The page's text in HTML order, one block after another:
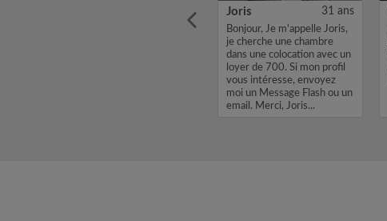
Joris 31 ans
Bonjour, Je m'appelle Joris,
je cherche une chambre
dans une colocation avec un
loyer de 700. Si mon profil
vous intéresse, envoyez
moi un Message Flash ou un
email. Merci, Joris...